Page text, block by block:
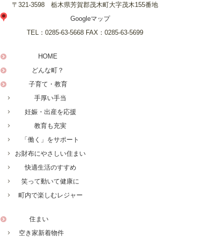
〒321-3598 栃木県芳賀郡茂木町大字茂木155番地
Googleマップ
TEL： 0285-63-5668 FAX： 0285-63-5699
HOME
どんな町？
子育て・教育
手厚い手当
妊娠・出産を応援
教育も充実
「働く」をサポート
お財布にやさしい住まい
快適生活のすすめ
笑って動いて健康に
町内で楽しむレジャー
住まい
空き家新着物件